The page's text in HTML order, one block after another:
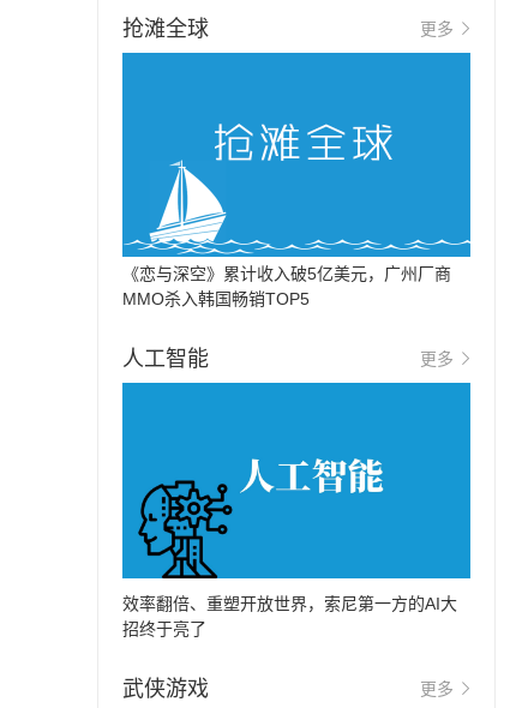
抢滩全球 更多
《恋与深空》累计收入破5亿美元，广州厂商
MMO杀入韩国畅销TOP5
人工智能 更多
效率翻倍、重塑开放世界，索尼第一方的AI大
招终于亮了
武侠游戏 更多